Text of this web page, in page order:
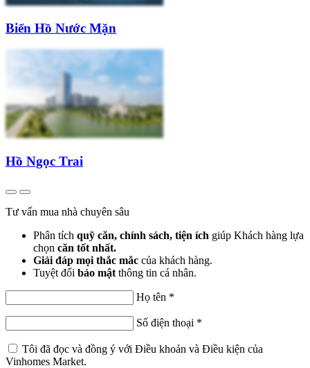
Biển Hồ Nước Mặn
Hồ Ngọc Trai
Tư vấn mua nhà chuyên sâu
Phân tích quỹ căn, chính sách, tiện ích giúp Khách hàng lựa
chọn căn tốt nhất.
Giải đáp mọi thắc mắc của khách hàng.
Tuyệt đối bảo mật thông tin cá nhân.
Họ tên *
Số điện thoại *
Tôi đã đọc và đồng ý với Điều khoản và Điều kiện của
Vinhomes Market.